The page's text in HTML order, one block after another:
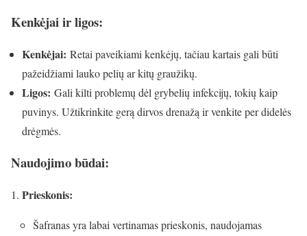
Kenkėjai ir ligos:
Kenkėjai: Retai paveikiami kenkėjų, tačiau kartais gali būti
pažeidžiami lauko pelių ar kitų graužikų.
Ligos: Gali kilti problemų dėl grybelių infekcijų, tokių kaip
puvinys. Užtikrinkite gerą dirvos drenažą ir venkite per didelės
drėgmės.
Naudojimo būdai:
Prieskonis:
Šafranas yra labai vertinamas prieskonis, naudojamas